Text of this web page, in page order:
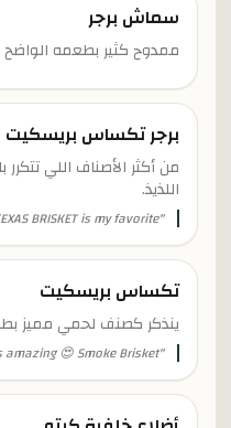
سماش برجر
ممدوح كثير بطعمه
برجر تكساس بريسكيت
من أكثر الأصناف اللي
اللذيذ.
"
BRISKET is my favorite 🔥❤️
تكساس بريسكيت
ينذكر كصنف لحمي مميز
"
😍 Smoke Brisket 🎁